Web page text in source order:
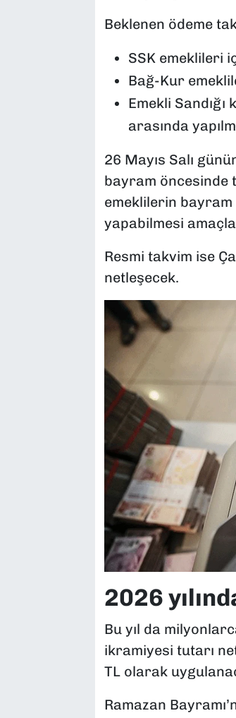
Beklenen ödeme
SSK emeklileri
Bağ-Kur
Emekli
arasında
26 Mayıs Salı
bayram öncesinde
emeklilerin bayram
yapabilmesi
Resmi takvim ise
netleşecek.
2026
Bu yıl da
ikramiyesi tutarı
TL olarak
Ramazan